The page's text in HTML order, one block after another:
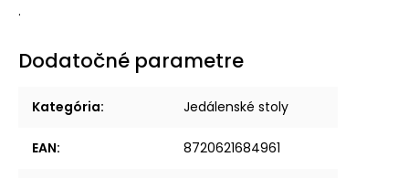
.
Dodatočné parametre
Kategória: Jedálenské stoly
EAN: 8720621684961